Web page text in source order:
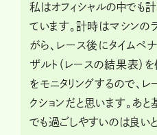
私はオフィシャルの中でも
ています。計時はマシンの
がら、レース後にタイムペ
ザルト（レースの結果表）
をモニタリングするので、
クションだと思います。あ
でも過ごしやすいのは良いと